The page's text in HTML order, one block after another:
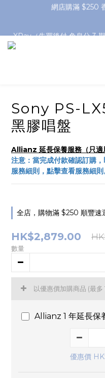
網店購滿 $250
XPay（先買後付 免息分 3
Sony PS-
黑膠唱盤
Allianz 延長保養服務（只適
注意：當完成付款確認訂購，
服務細則，點擊查看服務細則
全店，購物滿 $250 順豐速
HK$2,879.00
數量
以優惠價加購商品 (最多
Allianz 1 年延長保
優惠價